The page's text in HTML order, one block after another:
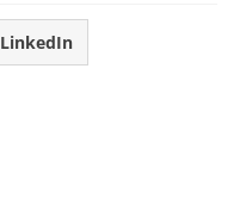
LinkedIn